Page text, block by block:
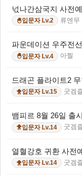
넋나간삼국지 사전
🐣입문자 Lv.2 류엔무
파운데이션 우주전
🐣입문자 Lv.4 아찔
드래곤 플라이트2
🐥입문자 Lv.15 굿겜
뱀피르 8월 26일 출
🐥입문자 Lv.14 굿겜
열혈강호 귀환 사전
🐥입문자 Lv.14 굿겜